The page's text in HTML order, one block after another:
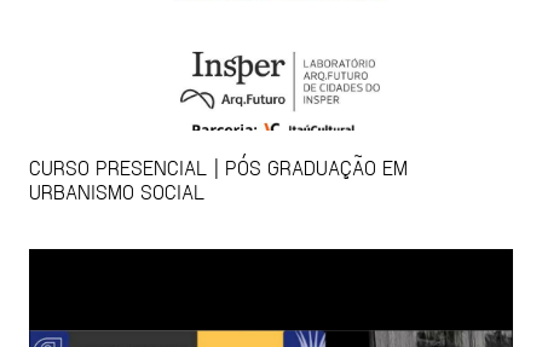
CURSO PRESENCIAL | PÓS GRADUAÇÃO EM
URBANISMO SOCIAL